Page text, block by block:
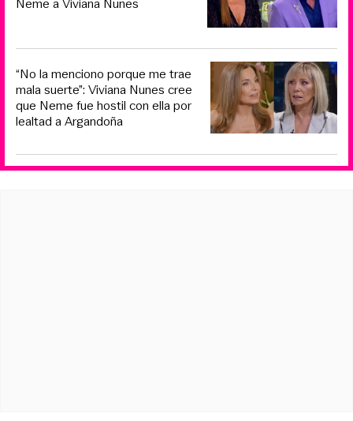
Neme a Viviana Nunes
“No la menciono porque me trae
mala suerte”: Viviana Nunes cree
que Neme fue hostil con ella por
lealtad a Argandoña